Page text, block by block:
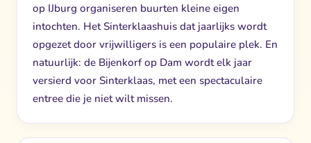
op IJburg organiseren buurten kleine eigen
intochten. Het Sinterklaashuis dat jaarlijks wordt
opgezet door vrijwilligers is een populaire plek. En
natuurlijk: de Bijenkorf op Dam wordt elk jaar
versierd voor Sinterklaas, met een spectaculaire
entree die je niet wilt missen.